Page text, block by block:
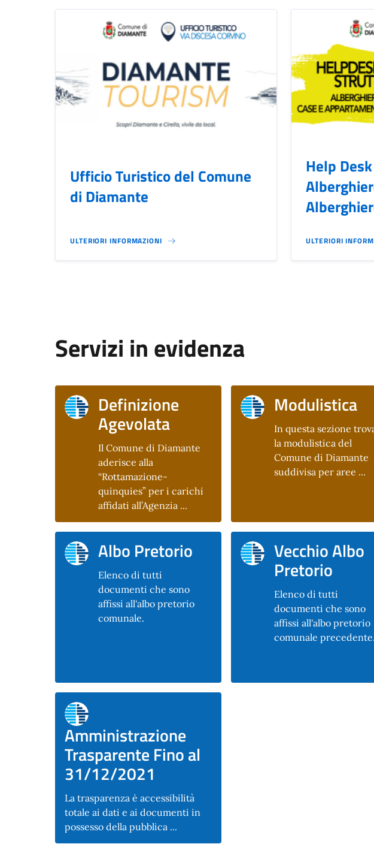
Ufficio Turistico del Comune
di Diamante
ULTERIORI INFORMAZIONI
Help
ULTERIORI
Servizi in evidenza
Definizione
Agevolata
Il Comune di Diamante
aderisce alla
“Rottamazione-
quinquies” per i carichi
affidati all’Agenzia ...
Modulistica
In questa sezione
la modulistica del
Comune di Diamante
suddivisa per aree ...
Albo Pretorio
Elenco di tutti
documenti che sono
affissi all'albo pretorio
comunale.
Vecchio Albo
Pretorio
Elenco di tutti
documenti che sono
affissi all'albo pretorio
comunale precedente.
Amministrazione
Trasparente Fino al
31/12/2021
La trasparenza è accessibilità
totale ai dati e ai documenti in
possesso della pubblica ...